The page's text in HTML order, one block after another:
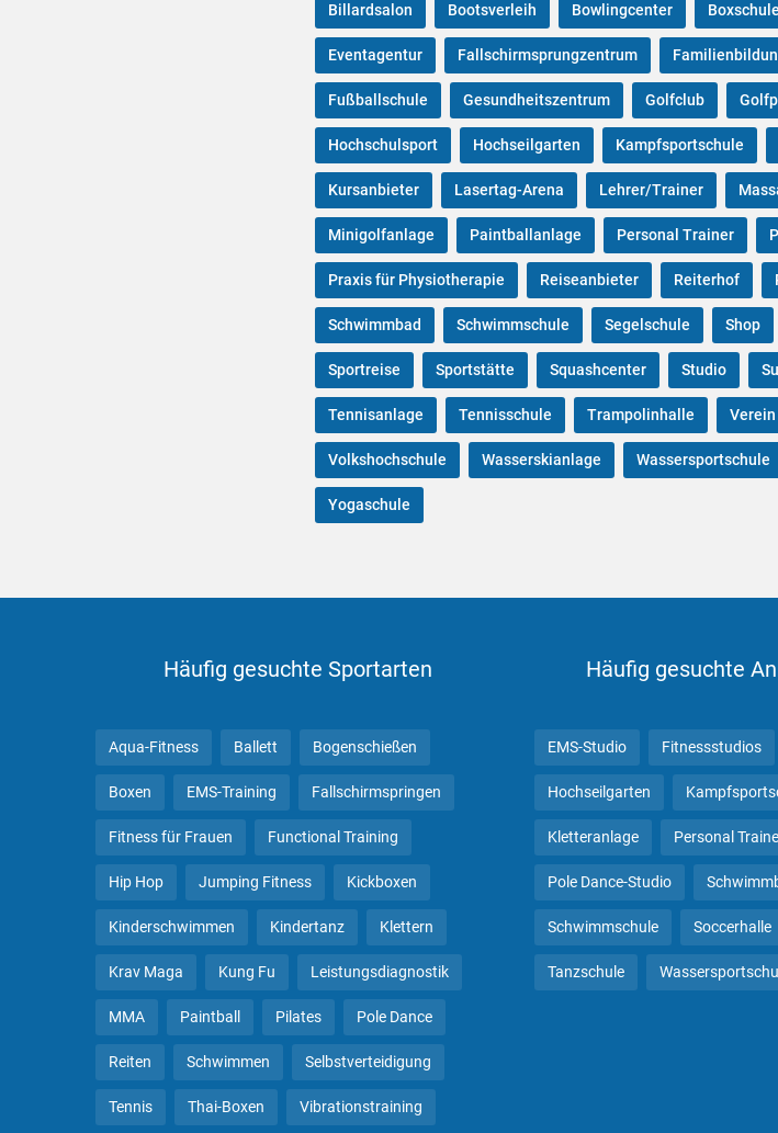
Billardsalon Bootsverleih Bowlingcenter Boxschule
Eventagentur Fallschirmsprungzentrum
Fußballschule Gesundheitszentrum Golfclub
Hochschulsport Hochseilgarten Kampfsportschule
Kursanbieter Lasertag-Arena Lehrer/Trainer
Minigolfanlage Paintballanlage Personal Trainer
Praxis für Physiotherapie Reiseanbieter Reiterhof
Schwimmbad Schwimmschule Segelschule Shop
Sportreise Sportstätte Squashcenter Studio
Tennisanlage Tennisschule Trampolinhalle Verein
Volkshochschule Wasserskianlage Wassersportschule
Yogaschule
Häufig gesuchte Sportarten
Aqua-Fitness Ballett Bogenschießen
Boxen EMS-Training Fallschirmspringen
Fitness für Frauen Functional Training
Hip Hop Jumping Fitness Kickboxen
Kinderschwimmen Kindertanz Klettern
Krav Maga Kung Fu Leistungsdiagnostik
MMA Paintball Pilates Pole Dance
Reiten Schwimmen Selbstverteidigung
Tennis Thai-Boxen Vibrationstraining
Häufig gesuchte
EMS-Studio Fitnessstudios
Hochseilgarten
Kletteranlage Personal
Pole Dance-Studio
Schwimmschule Soccerhalle
Tanzschule